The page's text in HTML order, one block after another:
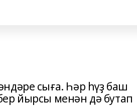
сыға. Һәр һүҙ баш
йырсы менән дә бутап